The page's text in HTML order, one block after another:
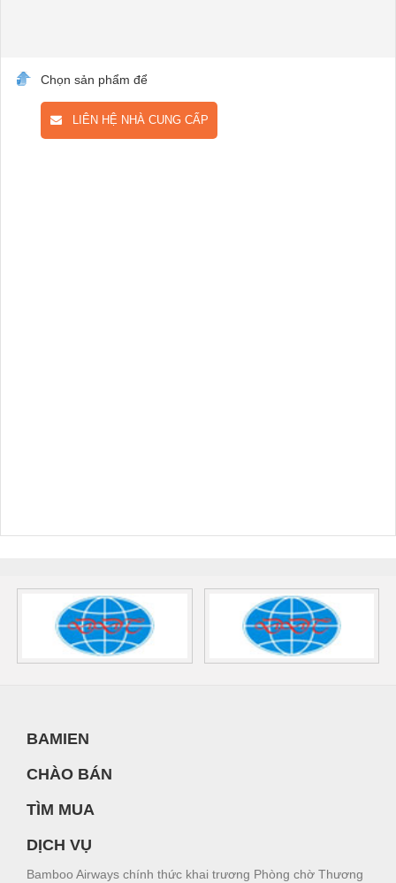
Chọn sản phẩm để
LIÊN HỆ NHÀ CUNG CẤP
BAMIEN
CHÀO BÁN
TÌM MUA
DỊCH VỤ
Bamboo Airways chính thức khai trương Phòng chờ Thương